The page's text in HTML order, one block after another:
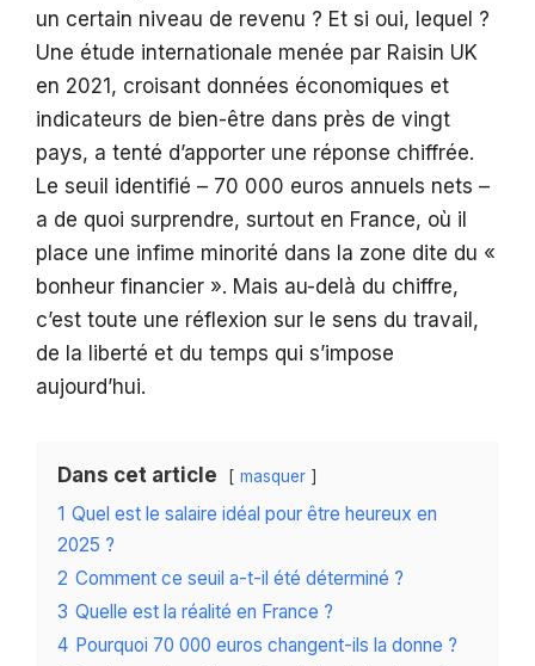
un certain niveau de revenu ? Et si oui, lequel ?
Une étude internationale menée par Raisin UK
en 2021, croisant données économiques et
indicateurs de bien-être dans près de vingt
pays, a tenté d’apporter une réponse chiffrée.
Le seuil identifié – 70 000 euros annuels nets –
a de quoi surprendre, surtout en France, où il
place une infime minorité dans la zone dite du «
bonheur financier ». Mais au-delà du chiffre,
c’est toute une réflexion sur le sens du travail,
de la liberté et du temps qui s’impose
aujourd’hui.
Dans cet article masquer
1 Quel est le salaire idéal pour être heureux en
2025 ?
2 Comment ce seuil a-t-il été déterminé ?
3 Quelle est la réalité en France ?
4 Pourquoi 70 000 euros changent-ils la donne ?